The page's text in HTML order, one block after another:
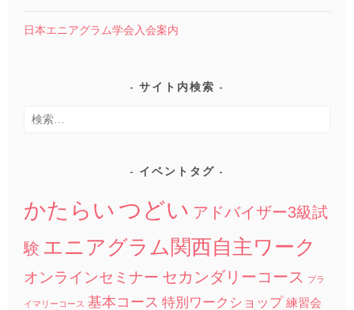
日本エニアグラム学会入会案内
サイト内検索
検
イベントタグ
かたらい つどい アドバイザー3級試
験 エニアグラム関西自主ワーク
オンラインセミナー セカンダリーコース プラ
イマリーコース 基本コース 特別ワークショップ 練習会